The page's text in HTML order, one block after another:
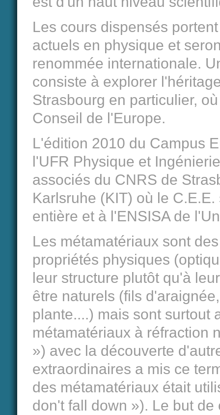
Les cours dispensés
actuels en physique et
renommée internationale.
consiste à explorer
Strasbourg en particulier,
Conseil de l'Europe.
L'édition 2010 du Campus
l'UFR Physique et
associés du CNRS de
Karlsruhe (KIT) où le
entière et à l'ENSISA de
Les métamatériaux sont
propriétés physiques
leur structure plutôt qu'à
être naturels (fils
plante....) mais sont surtout
métamatériaux à réfraction
») avec la découverte
extraordinaires a mis ce
des métamatériaux était
don't fall down »). Le but